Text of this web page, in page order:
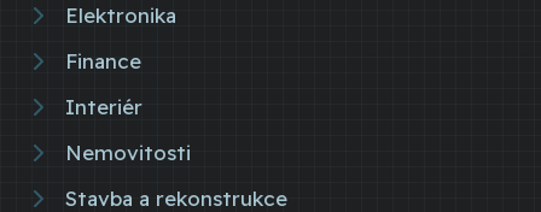
Elektronika
Finance
Interiér
Nemovitosti
Stavba a rekonstrukce